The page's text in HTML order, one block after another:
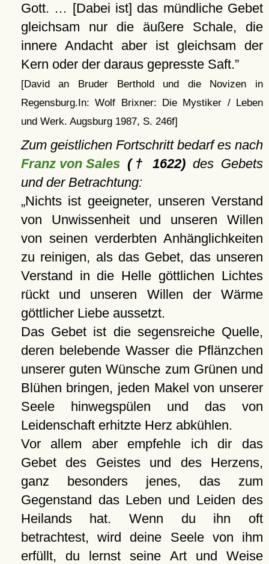
Gott. … [Dabei ist] das mündliche Gebet
gleichsam nur die äußere Schale, die
innere Andacht aber ist gleichsam der
Kern oder der daraus gepresste Saft.
[David an Bruder Berthold und die Novizen in
Regensburg.In: Wolf Brixner: Die Mystiker / Leben
und Werk. Augsburg 1987, S. 246f]
Zum geistlichen Fortschritt bedarf es nach
Franz von Sales(† 1622) des Gebets
und der Betrachtung:
Nichts ist geeigneter, unseren Verstand
von Unwissenheit und unseren Willen
von seinen verderbten Anhänglichkeiten
zu reinigen, als das Gebet, das unseren
Verstand in die Helle göttlichen Lichtes
rückt und unseren Willen der Wärme
göttlicher Liebe aussetzt.
Das Gebet ist die segensreiche Quelle,
deren belebende Wasser die Pflänzchen
unserer guten Wünsche zum Grünen und
Blühen bringen, jeden Makel von unserer
Seele hinwegspülen und das von
Leidenschaft erhitzte Herz abkühlen.
Vor allem aber empfehle ich dir das
Gebet des Geistes und des Herzens,
ganz besonders jenes, das zum
Gegenstand das Leben und Leiden des
Heilands hat. Wenn du ihn oft
betrachtest, wird deine Seele von ihm
erfüllt, du lernst seine Art und Weise